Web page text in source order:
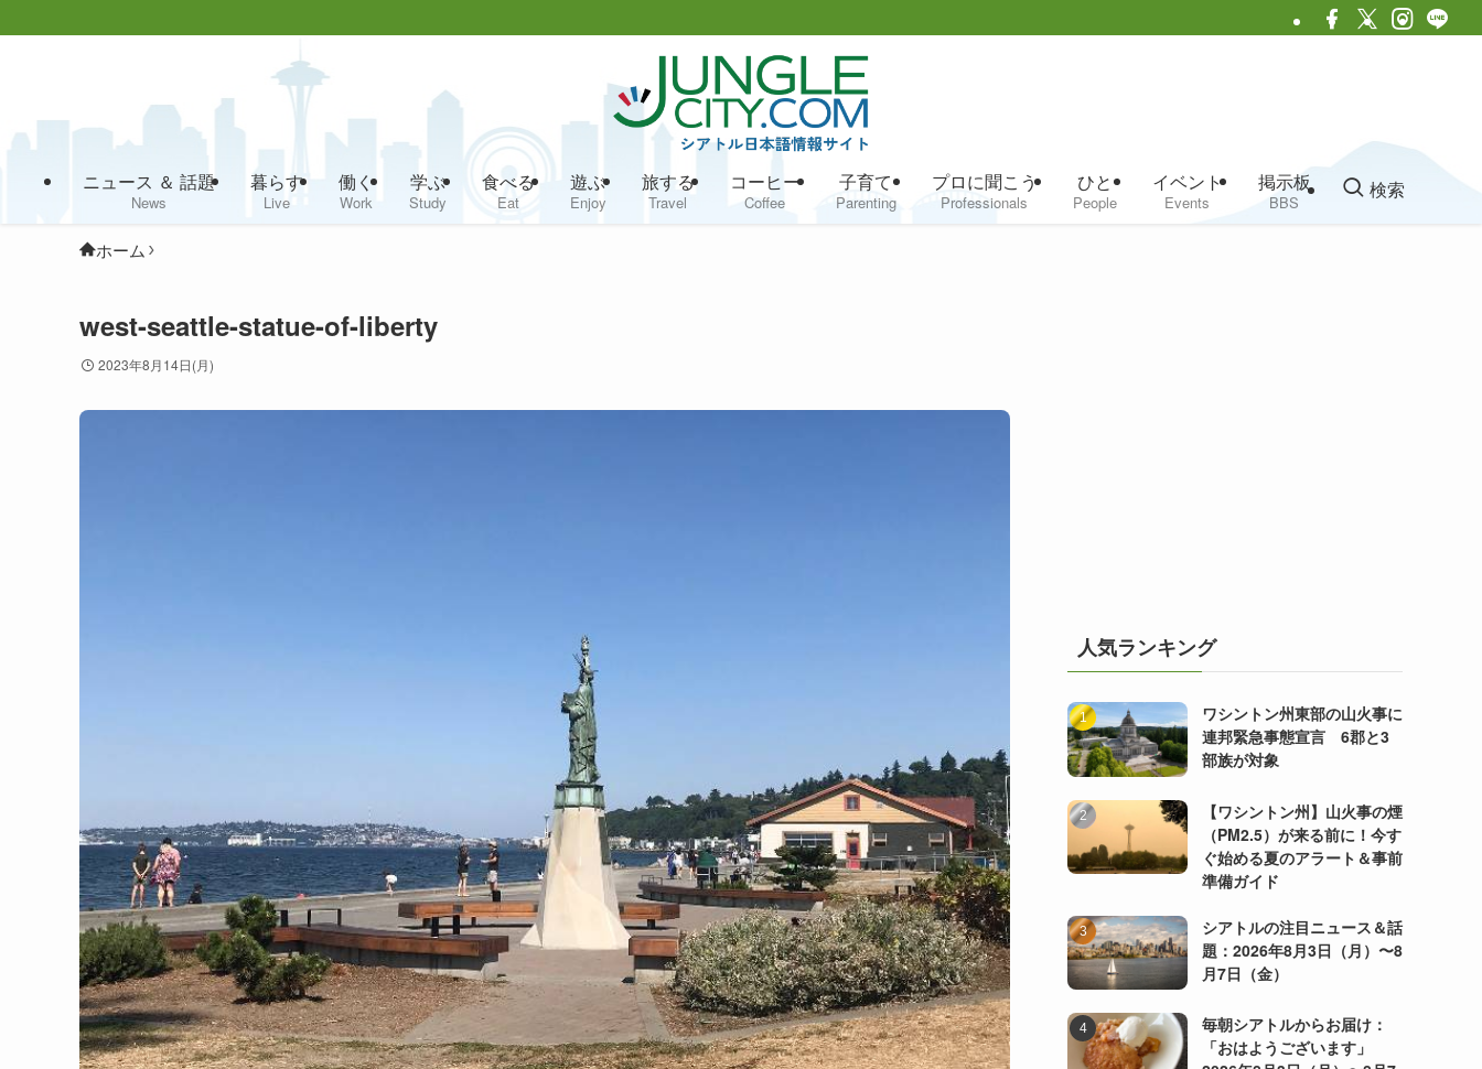
ニュース ＆ 話題
News
暮らす
Live
働く
Work
学ぶ
Study
食べる
Eat
遊ぶ
Enjoy
旅する
Travel
コーヒー
Coffee
子育て
Parenting
プロに聞こう
Professionals
ひと
People
イベント
Events
掲示板
BBS
検索
ホーム
west-seattle-statue-of-liberty
2023年8月14日(月)
人気ランキング
ワシントン州東部の山火事に
連邦緊急事態宣言 6郡と3
部族が対象
【ワシントン州】山火事の煙
（PM2.5）が来る前に！今す
ぐ始める夏のアラート＆事前
準備ガイド
シアトルの注目ニュース＆話
題：2026年8月3日（月）〜8
月7日（金）
毎朝シアトルからお届け：
「おはようございます」